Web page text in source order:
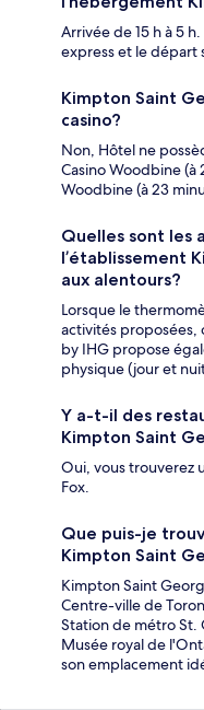
Arrivée de 15 h à 5
express et le départ
Kimpton Saint
casino?
Non, Hôtel ne
Casino Woodbine
Woodbine (à 23
Quelles sont les
l’établissement
aux alentours?
Lorsque le
activités proposées,
by IHG propose
physique (jour et
Y a-t-il des
Kimpton Saint
Oui, vous trouverez
Fox.
Que puis-je
Kimpton Saint
Kimpton Saint
Centre-ville de
Station de métro St.
Musée royal de
son emplacement